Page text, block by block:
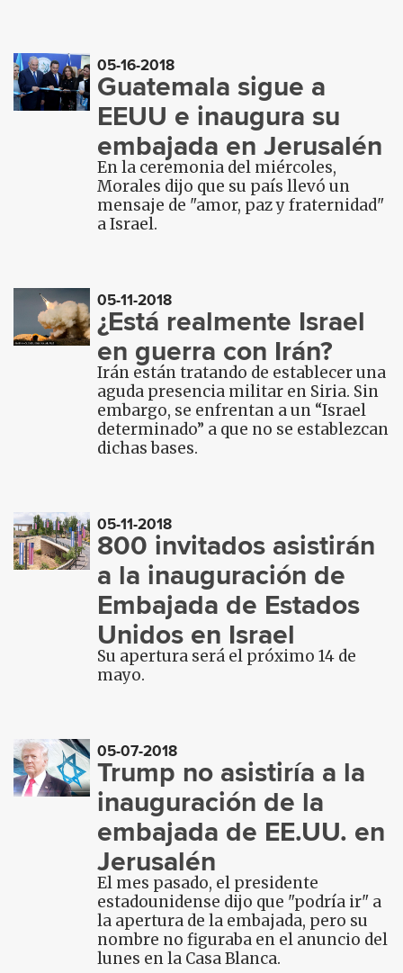
05-16-2018
Guatemala sigue a
EEUU e inaugura su
embajada en Jerusalén
En la ceremonia del miércoles,
Morales dijo que su país llevó un
mensaje de "amor, paz y fraternidad"
a Israel.
05-11-2018
¿Está realmente Israel
en guerra con Irán?
Irán están tratando de establecer una
aguda presencia militar en Siria. Sin
embargo, se enfrentan a un “Israel
determinado” a que no se establezcan
dichas bases.
05-11-2018
800 invitados asistirán
a la inauguración de
Embajada de Estados
Unidos en Israel
Su apertura será el próximo 14 de
mayo.
05-07-2018
Trump no asistiría a la
inauguración de la
embajada de EE.UU. en
Jerusalén
El mes pasado, el presidente
estadounidense dijo que "podría ir" a
la apertura de la embajada, pero su
nombre no figuraba en el anuncio del
lunes en la Casa Blanca.